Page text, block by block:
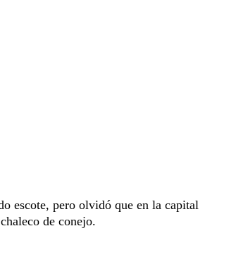
escote, pero olvidó que en la capital
de conejo.